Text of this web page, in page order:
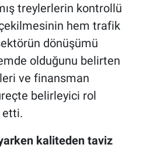
treylerlerin kontrollü
hem trafik
dönüşümü
olduğunu belirten
ve finansman
belirleyici rol
etti.
kaliteden taviz